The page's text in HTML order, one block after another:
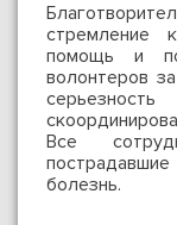
стремление
помощь и
волонтеров
Все
болезнь.